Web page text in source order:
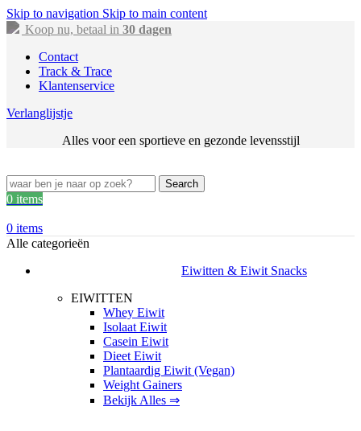
Skip to navigation Skip to main content
Koop nu, betaal in 30 dagen
Contact
Track & Trace
Klantenservice
Verlanglijstje
Alles voor een sportieve en gezonde levensstijl
Search
0 items
0 items
Alle categorieën
Eiwitten & Eiwit Snacks
EIWITTEN
Whey Eiwit
Isolaat Eiwit
Casein Eiwit
Dieet Eiwit
Plantaardig Eiwit (Vegan)
Weight Gainers
Bekijk Alles ⇒